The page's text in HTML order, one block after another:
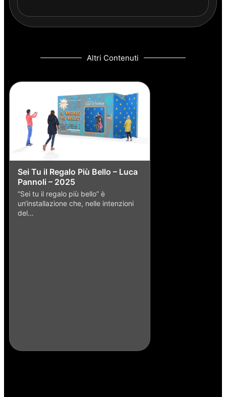
Altri Contenuti
Sei Tu il Regalo Più Bello – Luca
Pannoli – 2025
“Sei tu il regalo più bello” è
un‘installazione che, nelle intenzioni
del…